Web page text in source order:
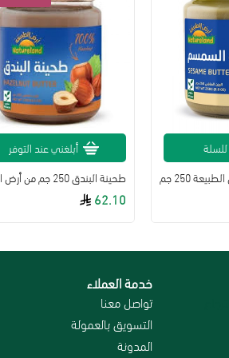
250 جم
62.10
أبلغني عند التوفر
خدمة العملاء
تواصل معنا
التسويق بالعمولة
المدونة